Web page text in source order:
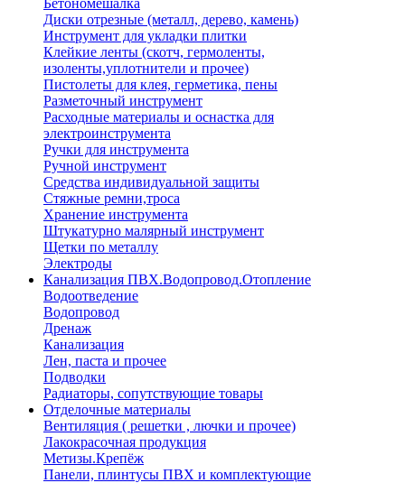
Бетономешалка
Диски отрезные (металл, дерево, камень)
Инструмент для укладки плитки
Клейкие ленты (скотч, гермоленты,
изоленты,уплотнители и прочее)
Пистолеты для клея, герметика, пены
Разметочный инструмент
Расходные материалы и оснастка для
электроинструмента
Ручки для инструмента
Ручной инструмент
Средства индивидуальной защиты
Стяжные ремни,троса
Хранение инструмента
Штукатурно малярный инструмент
Щетки по металлу
Электроды
Канализация ПВХ.Водопровод.Отопление
Водоотведение
Водопровод
Дренаж
Канализация
Лен, паста и прочее
Подводки
Радиаторы, сопутствующие товары
Отделочные материалы
Вентиляция ( решетки , лючки и прочее)
Лакокрасочная продукция
Метизы.Крепёж
Панели, плинтусы ПВХ и комплектующие